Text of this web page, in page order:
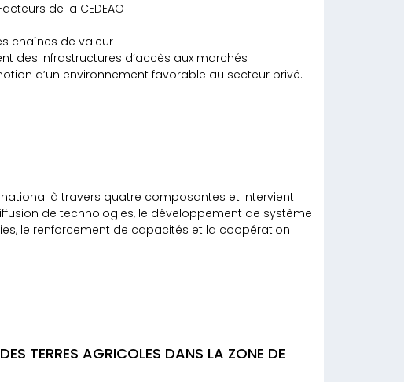
de la CEDEAO
chaînes de valeur
des infrastructures d’accès aux marchés
d’un environnement favorable au secteur privé.
national à travers quatre composantes et intervient
de technologies, le développement de système
le renforcement de capacités et la coopération
TERRES AGRICOLES DANS LA ZONE DE